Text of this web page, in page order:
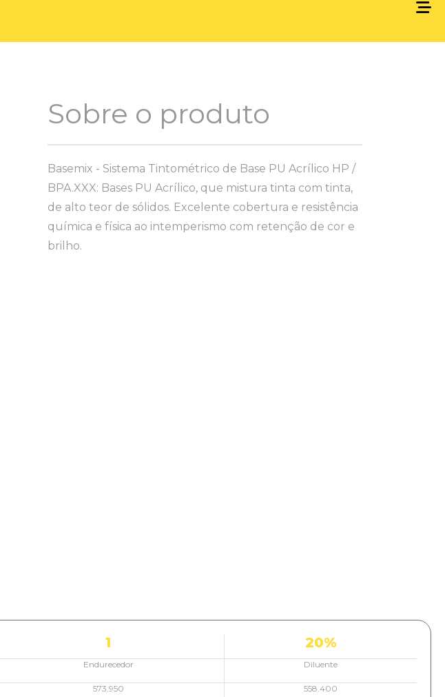
Sobre o produto
Basemix - Sistema Tintométrico de Base PU Acrílico HP /
BPA.XXX: Bases PU Acrílico, que mistura tinta com tinta,
de alto teor de sólidos. Excelente cobertura e resistência
química e física ao intemperismo com retenção de cor e
brilho.
1 20%
Endurecedor Diluente
573.950 558.400